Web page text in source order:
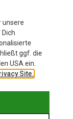
unsere
ggf. die
USA ein.
Site.